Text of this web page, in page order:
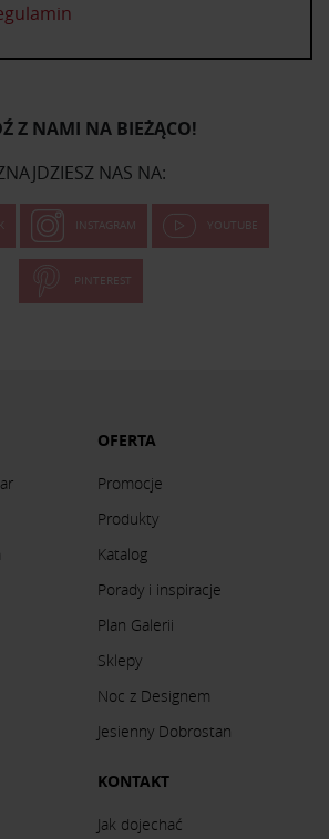
Z NAMI NA BIEŻĄCO!
NAS NA:
INSTAGRAM YOUTUBE
PINTEREST
OFERTA
Promocje
Produkty
Katalog
Porady i inspiracje
Plan Galerii
Sklepy
Noc z Designem
Jesienny Dobrostan
KONTAKT
Jak dojechać